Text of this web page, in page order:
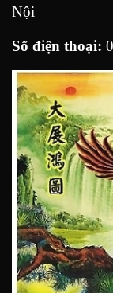
Nội
Số điện thoại: